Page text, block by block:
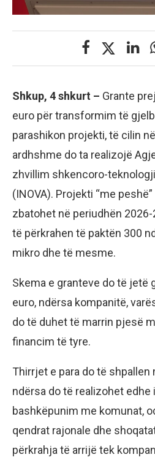
Shkup, 4 shkurt – Grante
euro për transformim të
parashikon projekti, të cilin
ardhshme do ta realizojë
zhvillim shkencoro-
(INOVA). Projekti “me
zbatohet në periudhën
të përkrahen të paktën 300
mikro dhe të mesme.
Skema e granteve do të jetë
euro, ndërsa kompanitë,
do të duhet të marrin pjesë
financim të tyre.
Thirrjet e para do të shpallen
ndërsa do të realizohet edhe
bashkëpunim me komunat,
qendrat rajonale dhe
përkrahja të arrijë tek